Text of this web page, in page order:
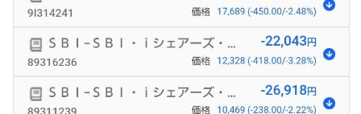
Amebaトピックス
記事を読む
9月の新作に向けた予算の温存